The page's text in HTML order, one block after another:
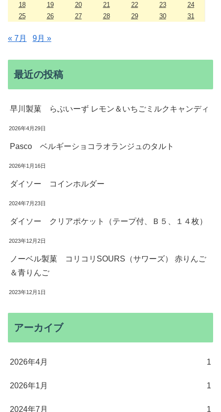
18
19 20 21 22 23
24
25
26 27 28 29 30 31
« 7月 9月 »
最近の投稿
早川製菓 らぶいーず レモン＆いちごミルクキャンディ
2026年4月29日
Pasco ベルギーショコラオランジュのタルト
2026年1月16日
ダイソー コインホルダー
2024年7月23日
ダイソー クリアポケット（テープ付、Ｂ５、１４枚）
2023年12月2日
ノーベル製菓 コリコリSOURS（サワーズ） 赤りんご
＆青りんご
2023年12月1日
アーカイブ
2026年4月 1
2026年1月 1
2024年7月 1